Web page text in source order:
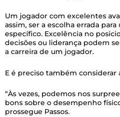
Um jogador com excelentes
assim, ser a escolha errada
específico. Excelência no
decisões ou liderança podem
a carreira de um jogador.
E é preciso também considerar
“Às vezes, podemos nos
bons sobre o desempenho
prossegue Passos.